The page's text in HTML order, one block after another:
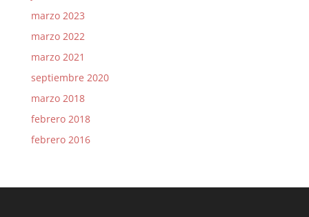
marzo 2023
marzo 2022
marzo 2021
septiembre 2020
marzo 2018
febrero 2018
febrero 2016